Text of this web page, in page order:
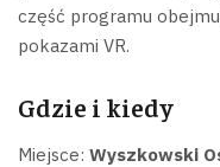
część programu
pokazami VR.
Gdzie i kiedy
Miejsce: Wyszkowski